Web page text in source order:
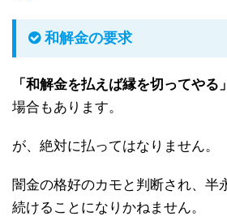
和解金の要求
「和解金を払えば縁を切ってやる」
場合もあります。
が、絶対に払ってはなりません。
闇金の格好のカモと判断され、半
続けることになりかねません。